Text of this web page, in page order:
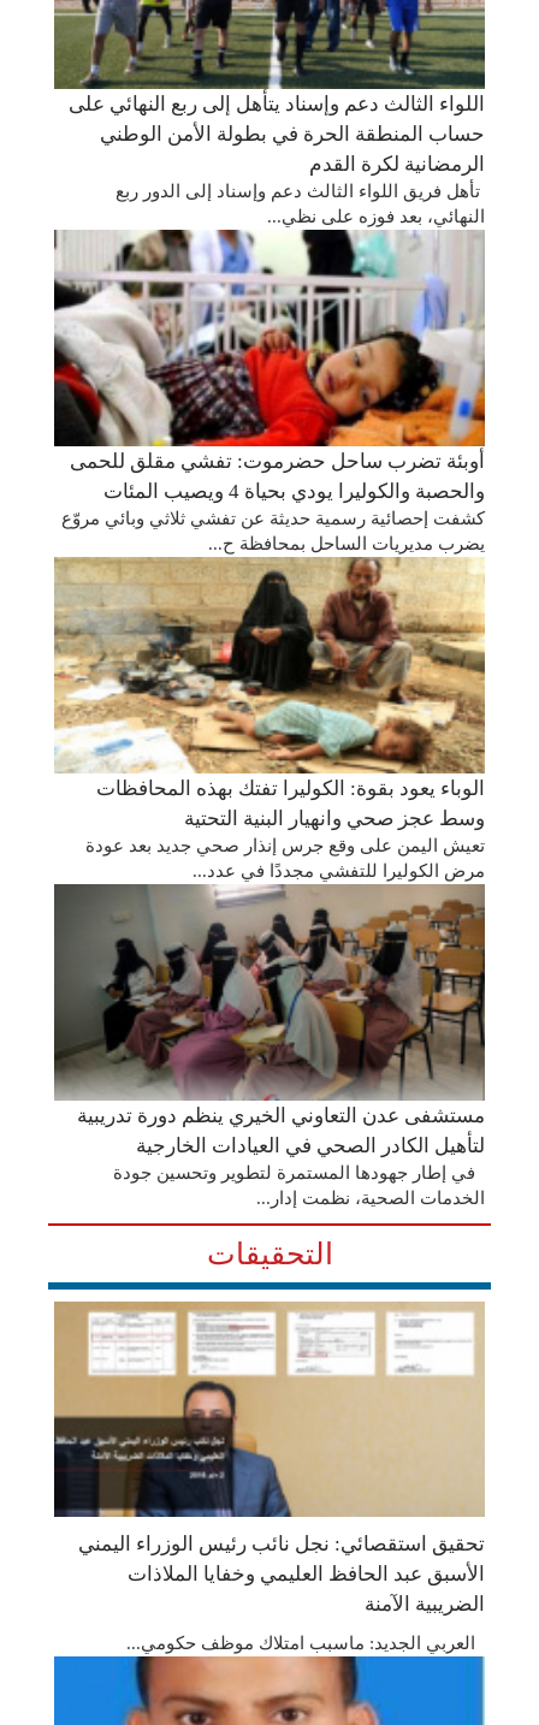
اللواء الثالث دعم وإسناد يتأهل إلى ربع النهائي على
حساب المنطقة الحرة في بطولة الأمن الوطني
الرمضانية لكرة القدم
تأهل فريق اللواء الثالث دعم وإسناد إلى الدور ربع
النهائي، بعد فوزه على نظي...
أوبئة تضرب ساحل حضرموت: تفشي مقلق للحمى
والحصبة والكوليرا يودي بحياة 4 ويصيب المئات
كشفت إحصائية رسمية حديثة عن تفشي ثلاثي وبائي مروّع
يضرب مديريات الساحل بمحافظة ح...
الوباء يعود بقوة: الكوليرا تفتك بهذه المحافظات
وسط عجز صحي وانهيار البنية التحتية
تعيش اليمن على وقع جرس إنذار صحي جديد بعد عودة
مرض الكوليرا للتفشي مجددًا في عدد...
مستشفى عدن التعاوني الخيري ينظم دورة تدريبية
لتأهيل الكادر الصحي في العيادات الخارجية
في إطار جهودها المستمرة لتطوير وتحسين جودة
الخدمات الصحية، نظمت إدار...
التحقيقات
تحقيق استقصائي: نجل نائب رئيس الوزراء اليمني
الأسبق عبد الحافظ العليمي وخفايا الملاذات
الضريبية الآمنة
العربي الجديد: ماسبب امتلاك موظف حكومي...